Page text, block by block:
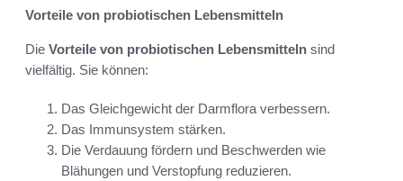
Vorteile von probiotischen Lebensmitteln
Die Vorteile von probiotischen Lebensmitteln sind
vielfältig. Sie können:
Das Gleichgewicht der Darmflora verbessern.
Das Immunsystem stärken.
Die Verdauung fördern und Beschwerden wie
Blähungen und Verstopfung reduzieren.